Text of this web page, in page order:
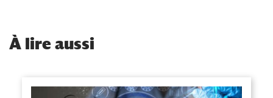
À lire aussi